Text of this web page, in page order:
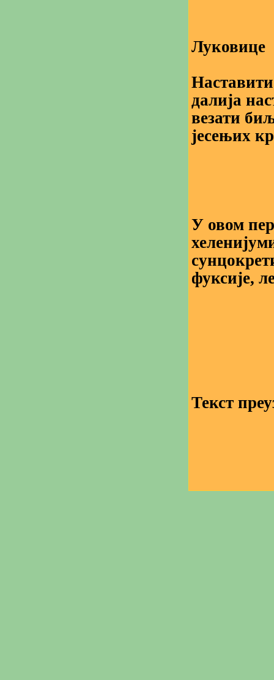
Луковице
далија
везати
јесењих
У овом
фуксије,
Текст